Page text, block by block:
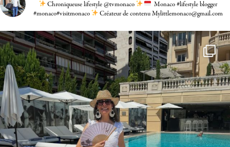
Chroniqueuse lifestyle @tvmonaco
Monaco #lifestyle blogger
#monaco#visitmonaco
Créateur de contenu Mylittlemonaco@gmail.com